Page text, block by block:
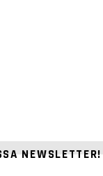
NEWSLETTER!